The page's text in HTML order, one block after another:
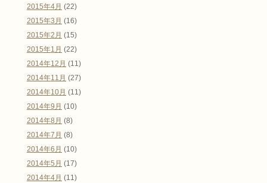
2015年4月 (22)
2015年3月 (16)
2015年2月 (15)
2015年1月 (22)
2014年12月 (11)
2014年11月 (27)
2014年10月 (11)
2014年9月 (10)
2014年8月 (8)
2014年7月 (8)
2014年6月 (10)
2014年5月 (17)
2014年4月 (11)